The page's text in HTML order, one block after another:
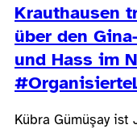
Krauthausen
über den
und Hass im
Kübra Gümüşay